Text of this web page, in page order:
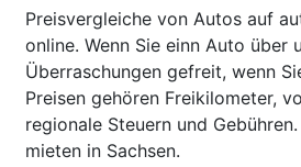
Preisvergleiche von Autos auf
online. Wenn Sie einn Auto über
Überraschungen gefreit, wenn
Preisen gehören Freikilometer,
regionale Steuern und
mieten in Sachsen.